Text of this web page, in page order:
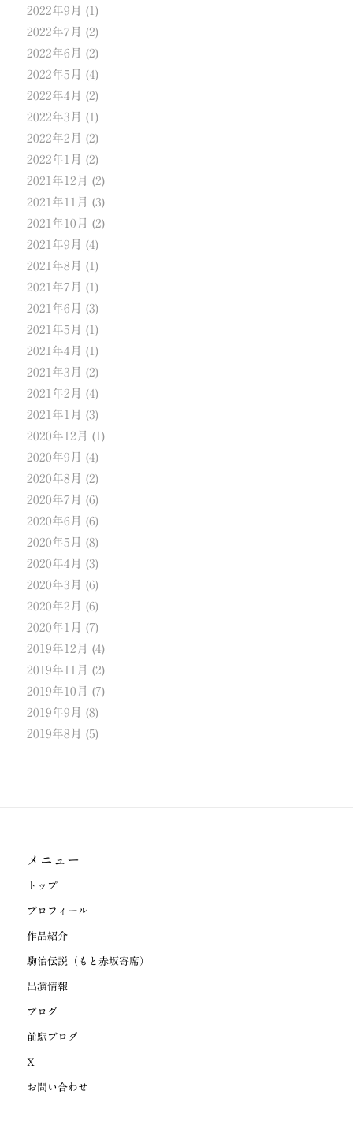
2022年9月 (1)
2022年7月 (2)
2022年6月 (2)
2022年5月 (4)
2022年4月 (2)
2022年3月 (1)
2022年2月 (2)
2022年1月 (2)
2021年12月 (2)
2021年11月 (3)
2021年10月 (2)
2021年9月 (4)
2021年8月 (1)
2021年7月 (1)
2021年6月 (3)
2021年5月 (1)
2021年4月 (1)
2021年3月 (2)
2021年2月 (4)
2021年1月 (3)
2020年12月 (1)
2020年9月 (4)
2020年8月 (2)
2020年7月 (6)
2020年6月 (6)
2020年5月 (8)
2020年4月 (3)
2020年3月 (6)
2020年2月 (6)
2020年1月 (7)
2019年12月 (4)
2019年11月 (2)
2019年10月 (7)
2019年9月 (8)
2019年8月 (5)
メニュー
トップ
プロフィール
作品紹介
駒治伝説（もと赤坂寄席）
出演情報
ブログ
前駅ブログ
X
お問い合わせ